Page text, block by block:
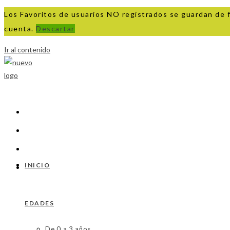
Los Favoritos de usuarios NO registrados se guardan
cuenta. Descartar
Ir al contenido
INICIO
EDADES